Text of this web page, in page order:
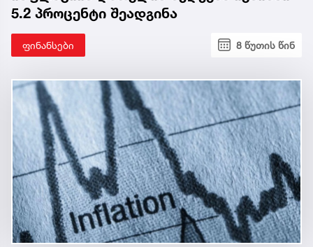
5.2 პროცენტი შეადგინა
ფინანსები 8 წუთის წინ